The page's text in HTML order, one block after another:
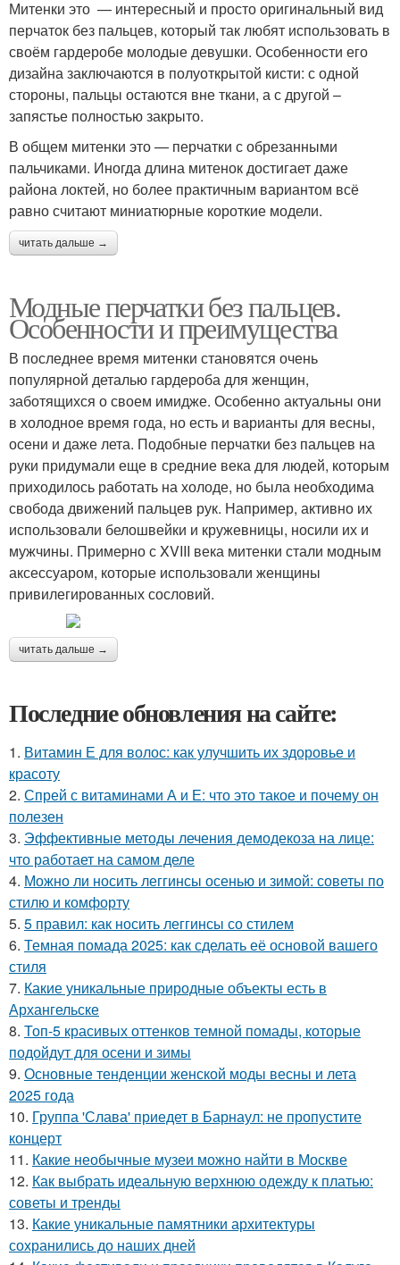
Митенки это — интересный и просто оригинальный вид
перчаток без пальцев, который так любят использовать в
своём гардеробе молодые девушки. Особенности его
дизайна заключаются в полуоткрытой кисти: с одной
стороны, пальцы остаются вне ткани, а с другой –
запястье полностью закрыто.
В общем митенки это — перчатки с обрезанными
пальчиками. Иногда длина митенок достигает даже
района локтей, но более практичным вариантом всё
равно считают миниатюрные короткие модели.
читать дальше →
Модные перчатки без пальцев.
Особенности и преимущества
В последнее время митенки становятся очень
популярной деталью гардероба для женщин,
заботящихся о своем имидже. Особенно актуальны они
в холодное время года, но есть и варианты для весны,
осени и даже лета. Подобные перчатки без пальцев на
руки придумали еще в средние века для людей, которым
приходилось работать на холоде, но была необходима
свобода движений пальцев рук. Например, активно их
использовали белошвейки и кружевницы, носили их и
мужчины. Примерно с XVIII века митенки стали модным
аксессуаром, которые использовали женщины
привилегированных сословий.
читать дальше →
Последние обновления на сайте:
1. Витамин Е для волос: как улучшить их здоровье и
красоту
2. Спрей с витаминами А и Е: что это такое и почему он
полезен
3. Эффективные методы лечения демодекоза на лице:
что работает на самом деле
4. Можно ли носить леггинсы осенью и зимой: советы по
стилю и комфорту
5. 5 правил: как носить леггинсы со стилем
6. Темная помада 2025: как сделать её основой вашего
стиля
7. Какие уникальные природные объекты есть в
Архангельске
8. Топ-5 красивых оттенков темной помады, которые
подойдут для осени и зимы
9. Основные тенденции женской моды весны и лета
2025 года
10. Группа 'Слава' приедет в Барнаул: не пропустите
концерт
11. Какие необычные музеи можно найти в Москве
12. Как выбрать идеальную верхнюю одежду к платью:
советы и тренды
13. Какие уникальные памятники архитектуры
сохранились до наших дней